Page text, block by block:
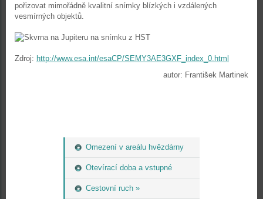
Omezení v areálu hvězdárny
Otevírací doba a vstupné
Cestovní ruch »
pořizovat mimořádně kvalitní snímky blízkých i vzdálených
vesmírných objektů.
Zdroj: http://www.esa.int/esaCP/SEMY3AE3GXF_index_0.html
autor: František Martinek